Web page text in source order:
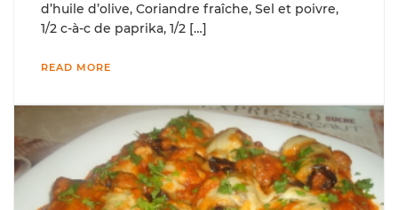
d’huile d’olive, Coriandre fraîche, Sel et poivre,
1/2 c-à-c de paprika, 1/2 […]
READ MORE